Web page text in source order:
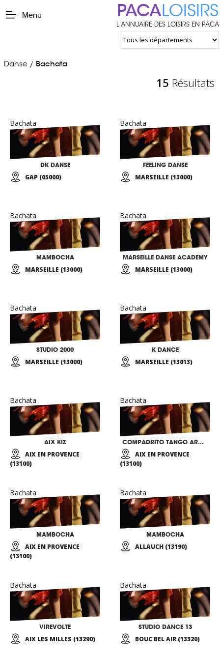
Menu PACALOISIRS
L'ANNUAIRE DES LOISIRS EN PACA
Danse / Bachata
15 Résultats
Bachata
DK DANSE
GAP (05000)
Bachata
FEELING DANSE
MARSEILLE (13000)
Bachata
MAMBOCHA
MARSEILLE (13000)
Bachata
MARSEILLE DANSE ACADEMY
MARSEILLE (13000)
Bachata
STUDIO 2000
MARSEILLE (13000)
Bachata
K DANCE
MARSEILLE (13013)
Bachata
AIX KIZ
AIX EN PROVENCE
(13100)
Bachata
COMPADRITO TANGO ARGENTIN & LATINO-DANSES
AIX EN PROVENCE
(13100)
Bachata
MAMBOCHA
AIX EN PROVENCE
(13100)
Bachata
MAMBOCHA
ALLAUCH (13190)
Bachata
VIREVOLTE
AIX LES MILLES (13290)
Bachata
STUDIO DANCE 13
BOUC BEL AIR (13320)